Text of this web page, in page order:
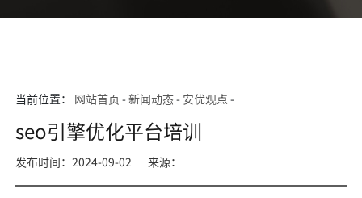
当前位置： 网站首页 -新闻动态- 安优观点 -
seo引擎优化平台培训
发布时间：2024-09-02 来源：